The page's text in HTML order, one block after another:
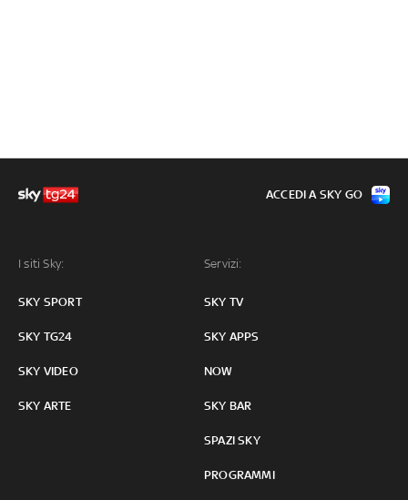
I siti Sky:
SKY SPORT
SKY TG24
SKY VIDEO
SKY ARTE
Servizi:
SKY TV
SKY APPS
NOW
SKY BAR
SPAZI SKY
PROGRAMMI
ACCEDI A SKY GO